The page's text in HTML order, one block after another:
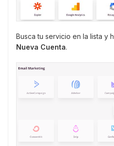
Busca tu servicio en la lista y
Nueva Cuenta.